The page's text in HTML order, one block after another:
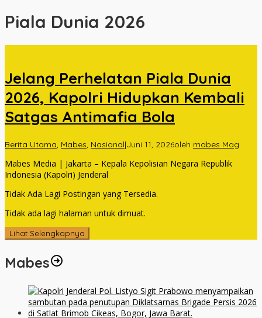
Piala Dunia 2026
Jelang Perhelatan Piala Dunia
2026, Kapolri Hidupkan Kembali
Satgas Antimafia Bola
Berita Utama, Mabes, Nasional|Juni 11, 2026oleh mabes Mag
Mabes Media | Jakarta – Kepala Kepolisian Negara Republik
Indonesia (Kapolri) Jenderal
Tidak Ada Lagi Postingan yang Tersedia.
Tidak ada lagi halaman untuk dimuat.
Lihat Selengkapnya
Mabes